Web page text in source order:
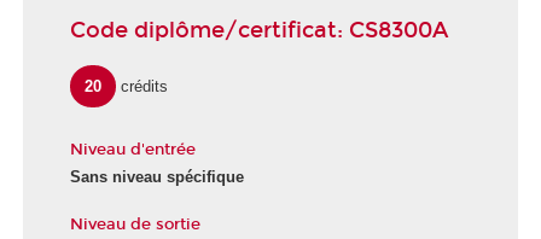
Code diplôme/certificat: CS8300A
20 crédits
Niveau d'entrée
Sans niveau spécifique
Niveau de sortie